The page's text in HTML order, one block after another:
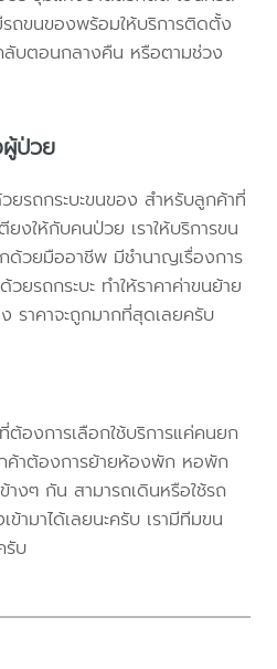
รถขนของพร้อมให้บริการติดตั้ง
ลับตอนกลางคืน หรือตามช่วง
ป่วย
ยรถกระบะขนของ สำหรับลูกค้าที่
งให้กับคนป่วย เราให้บริการขน
วยมืออาชีพ มีชำนาญเรื่องการ
ยรถกระบะ ทำให้ราคาค่าขนย้าย
ราคาจะถูกมากที่สุดเลยครับ
ต้องการเลือกใช้บริการแค่คนยก
ค้าต้องการย้ายห้องพัก หอพัก
งๆ กัน สามารถเดินหรือใช้รถ
ข้ามาได้เลยนะครับ เรามีทีมขน
รับ